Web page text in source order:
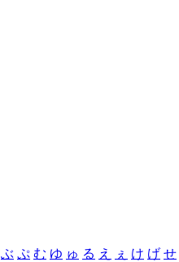
ぶ ぷ む ゆ ゅ る え ぇ け げ せ